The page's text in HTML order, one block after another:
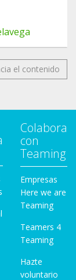
el contenido
Colabora
con
Teaming
Empresas
Here we are
Teaming
Teamers 4
Teaming
Hazte
voluntario